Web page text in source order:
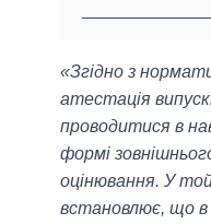
«Згідно з
атестація
проводитися в
формі
оцінювання. У
встановлює, що в